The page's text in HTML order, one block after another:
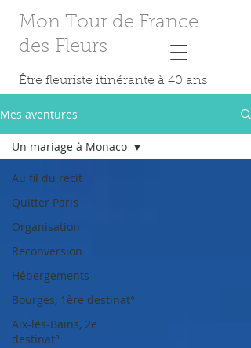
Mon Tour de France
des Fleurs
Être fleuriste itinérante à 40 ans
Mes aventures
Au fil du récit
Quitter Paris
Organisation
Reconversion
Hébergements
Bourges, 1ère destinat°
Aix-les-Bains, 2e
destinat°
Un mariage à Monaco